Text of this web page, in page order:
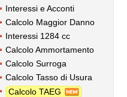
Interessi e Acconti
Calcolo Maggior Danno
Interessi 1284 cc
Calcolo Ammortamento
Calcolo Surroga
Calcolo Tasso di Usura
Calcolo TAEG